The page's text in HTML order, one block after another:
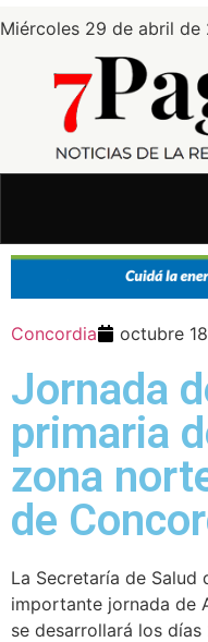
Miércoles 29 de abril de
Concordia octubre
Jornada
primaria
zona
de
La Secretaría de
importante jornada de
se desarrollará los